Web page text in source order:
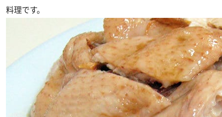
料理です。